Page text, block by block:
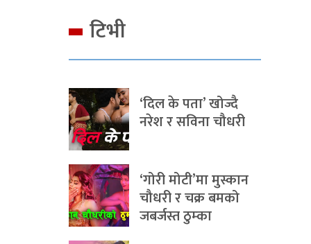
टिभी
‘दिल के पता’ खोज्दै
नरेश र सविना चौधरी
‘गोरी मोटी’मा मुस्कान
चौधरी र चक्र बमको
जबर्जस्त ठुम्का